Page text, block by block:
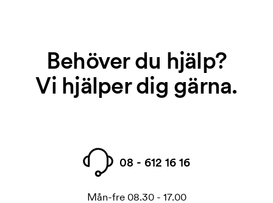
Behöver du hjälp?
Vi hjälper dig gärna.
08 - 612 16 16
Mån-fre 08.30 - 17.00